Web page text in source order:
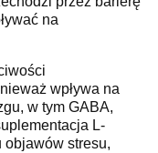
na
wpływa na
w tym GABA,
L-
objawów stresu,